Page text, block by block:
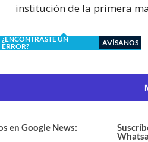
institución de la primera
¿ENCONTRASTE UN
ERROR?
AVÍSANOS
en Google News: